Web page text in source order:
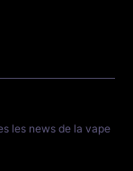
les news de la vape